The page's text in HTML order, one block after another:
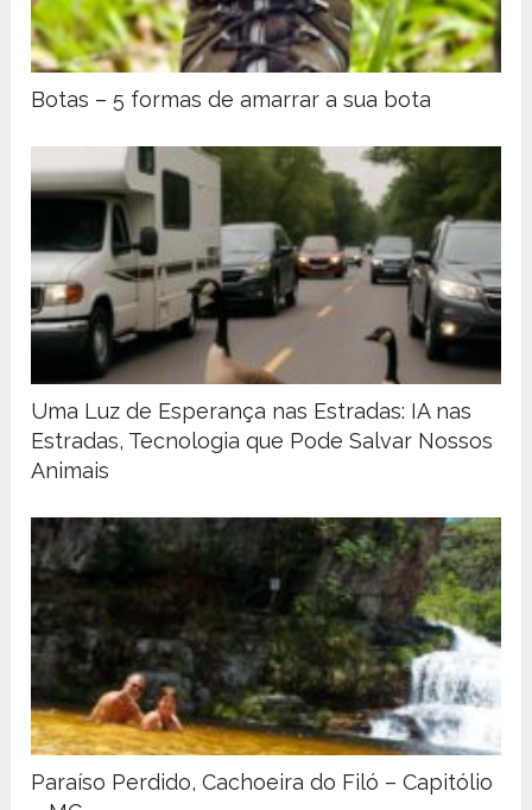
Botas – 5 formas de amarrar a sua bota
Uma Luz de Esperança nas Estradas: IA nas
Estradas, Tecnologia que Pode Salvar Nossos
Animais
Paraíso Perdido, Cachoeira do Filó – Capitólio